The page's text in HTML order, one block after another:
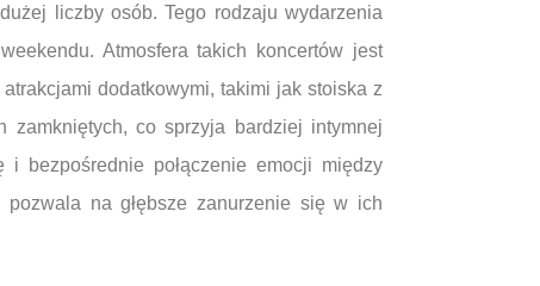
liczby osób. Tego rodzaju wydarzenia
Atmosfera takich koncertów jest
dodatkowymi, takimi jak stoiska z
zamkniętych, co sprzyja bardziej intymnej
bezpośrednie połączenie emocji między
na głębsze zanurzenie się w ich